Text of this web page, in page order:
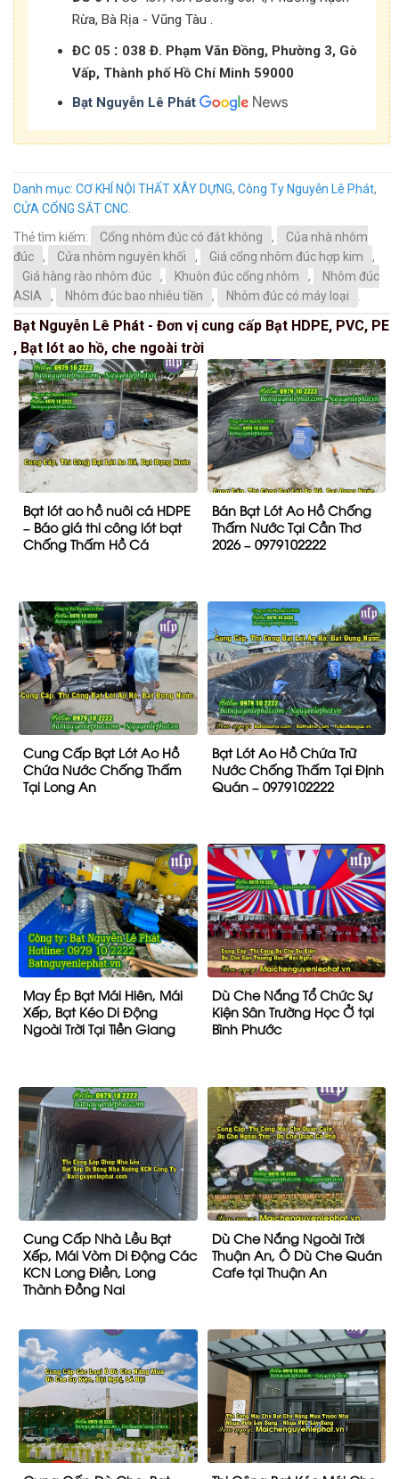
Rừa, Bà Rịa - Vũng Tàu .
ĐC 05 : 038 Đ. Phạm Văn Đồng, Phường 3, Gò
Vấp, Thành phố Hồ Chí Minh 59000
Bạt Nguyễn Lê Phát
Danh mục: CƠ KHÍ NỘI THẤT XÂY DỰNG, Công Ty Nguyễn Lê Phát,
CỬA CỔNG SẮT CNC
Thẻ tìm kiếm:
Cổng nhôm đúc có đắt không ,
Của nhà nhôm
đúc
, Cửa nhôm nguyên khối , Giá cổng nhôm đúc hợp kim
,
Giá hàng rào nhôm đúc
, Khuôn đúc cổng nhôm ,
Nhôm đúc
ASIA
, Nhôm đúc bao nhiêu tiền , Nhôm đúc có máy loại
Bạt Nguyễn Lê Phát - Đơn vị cung cấp Bạt HDPE, PVC, PE
, Bạt lót ao hồ, che ngoài trời
Bạt lót ao hồ nuôi cá HDPE
– Báo giá thi công lót bạt
Chống Thấm Hồ Cá
Bán Bạt Lót Ao Hồ Chống
Thấm Nước Tại Cần Thơ
2026 – 0979102222
Cung Cấp Bạt Lót Ao Hồ
Chứa Nước Chống Thấm
Tại Long An
Bạt Lót Ao Hồ Chứa Trữ
Nước Chống Thấm Tại Định
Quán – 0979102222
May Ép Bạt Mái Hiên, Mái
Xếp, Bạt Kéo Di Động
Ngoài Trời Tại Tiền Giang
Dù Che Nắng Tổ Chức Sự
Kiện Sân Trường Học Ở tại
Bình Phước
Cung Cấp Nhà Lều Bạt
Xếp, Mái Vòm Di Động Các
KCN Long Điền, Long
Thành Đồng Nai
Dù Che Nắng Ngoài Trời
Thuận An, Ô Dù Che Quán
Cafe tại Thuận An